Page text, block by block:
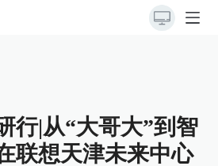
行|从“大哥大”到智
联想天津未来中心